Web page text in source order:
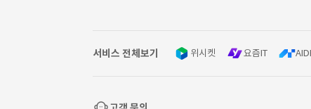
서비스 전체보기 위시켓 요즘IT